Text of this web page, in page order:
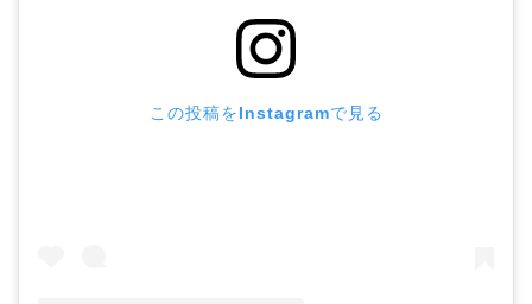
この投稿をInstagramで見る